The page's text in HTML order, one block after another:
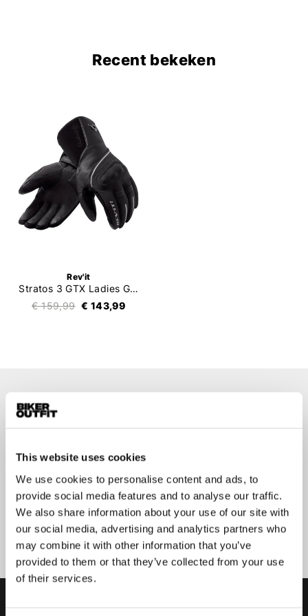
This website uses cookies
We use cookies to personalise content and ads, to
provide social media features and to analyse our traffic.
We also share information about your use of our site with
our social media, advertising and analytics partners who
may combine it with other information that you’ve
provided to them or that they’ve collected from your use
of their services.
Recent bekeken
Rev'it
Stratos 3 GTX Ladies Gloves
€ 159,99 € 143,99
Aanmelden